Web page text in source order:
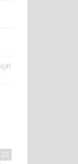
için
(2)